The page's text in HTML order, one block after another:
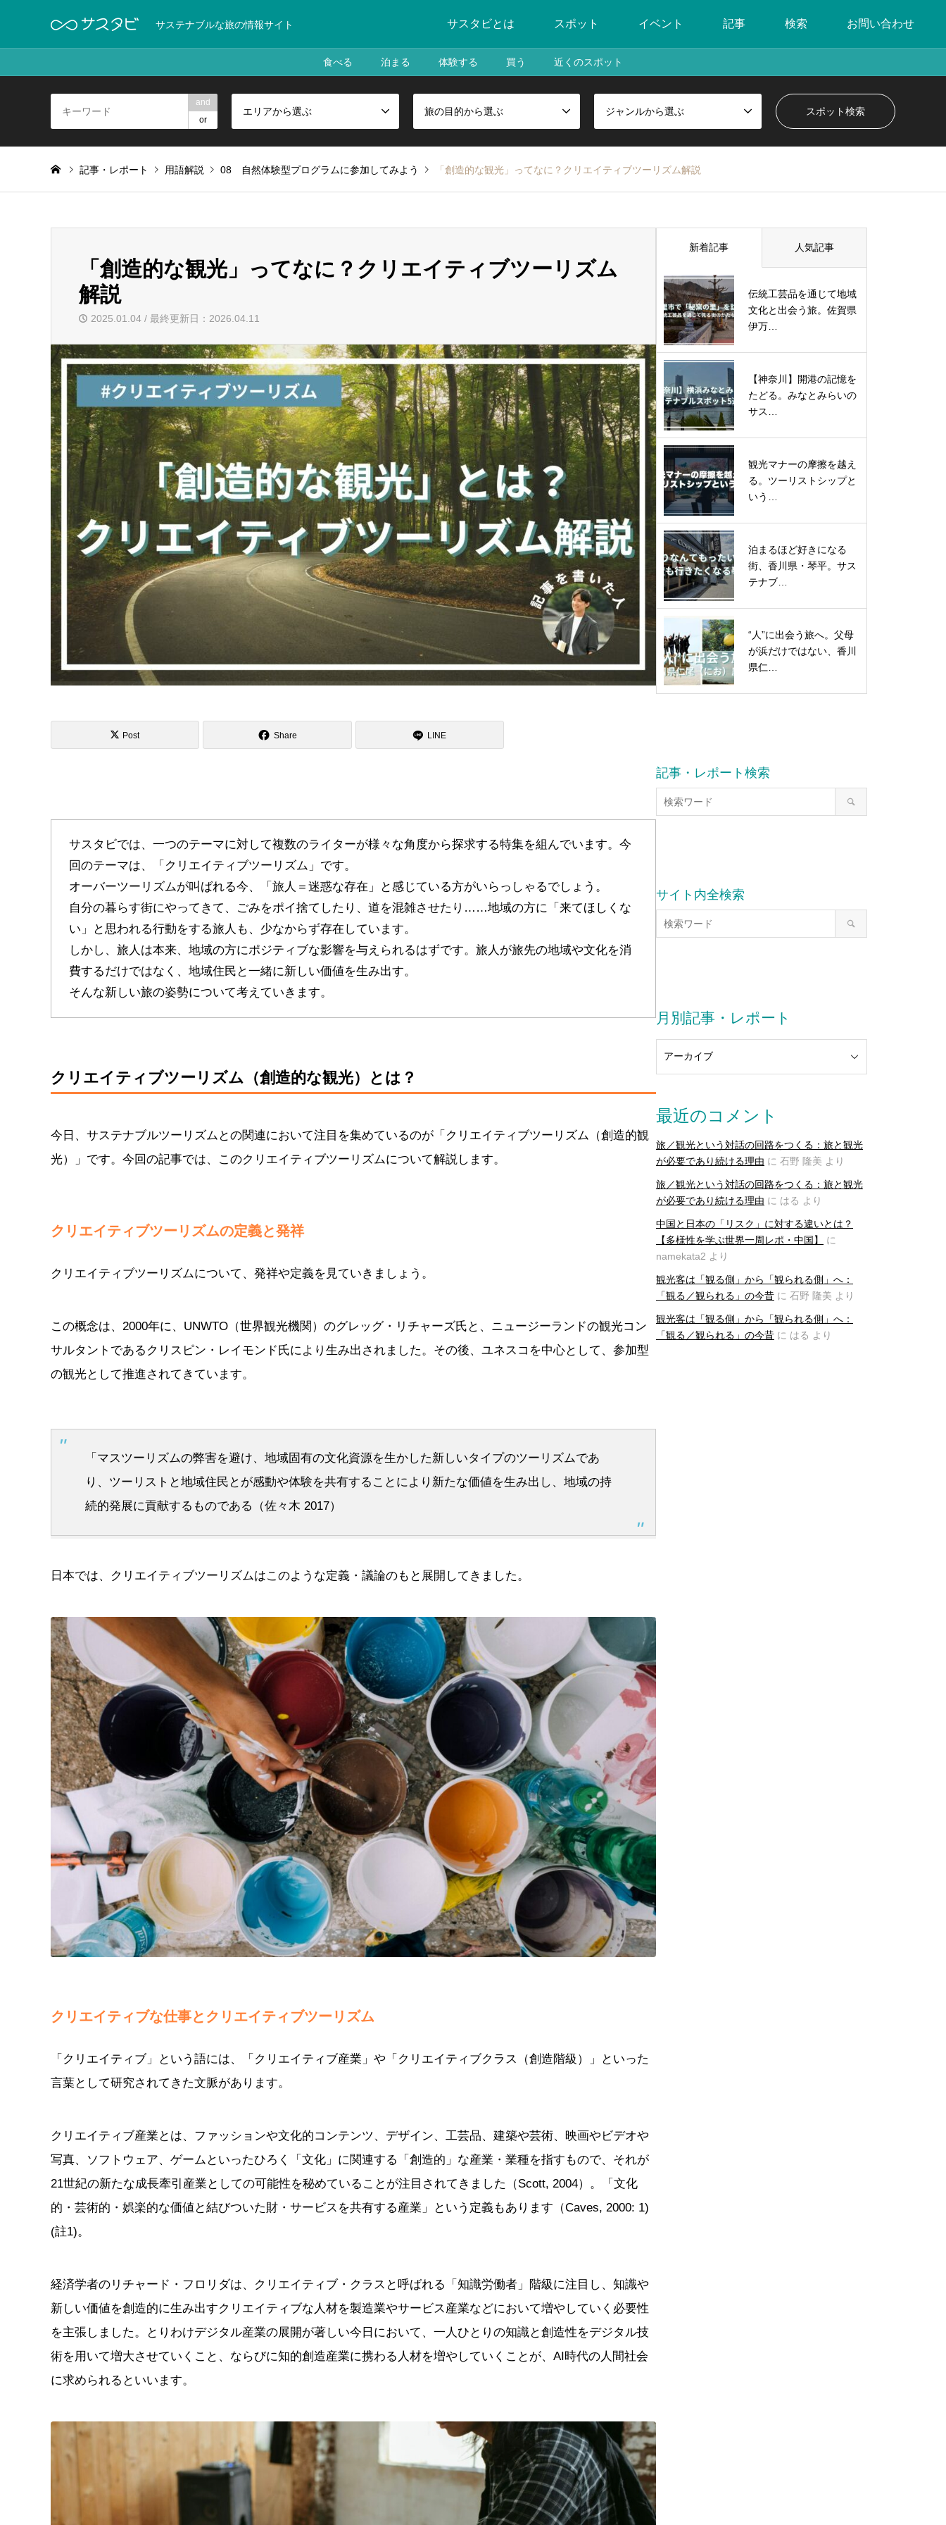
サステナブルな旅の情報サイト サスタビとは スポット イベント 記事 検索 お問い合わせ
食べる 泊まる 体験する 買う 近くのスポット
and
or
エリアから選ぶ 旅の目的から選ぶ ジャンルから選ぶ
記事・レポート 用語解説 08 自然体験型プログラムに参加してみよう 「創造的な観光」ってなに？クリエイティブツーリズム解説
「創造的な観光」ってなに？クリエイティブツーリズム
解説
2025.01.04 / 最終更新日：2026.04.11
Post Share LINE
サスタビでは、一つのテーマに対して複数のライターが様々な角度から探求する特集を組んでいます。今
回のテーマは、「クリエイティブツーリズム」です。
オーバーツーリズムが叫ばれる今、「旅人＝迷惑な存在」と感じている方がいらっしゃるでしょう。
自分の暮らす街にやってきて、ごみをポイ捨てしたり、道を混雑させたり……地域の方に「来てほしくな
い」と思われる行動をする旅人も、少なからず存在しています。
しかし、旅人は本来、地域の方にポジティブな影響を与えられるはずです。旅人が旅先の地域や文化を消
費するだけではなく、地域住民と一緒に新しい価値を生み出す。
そんな新しい旅の姿勢について考えていきます。
クリエイティブツーリズム（創造的な観光）とは？
今日、サステナブルツーリズムとの関連において注目を集めているのが「クリエイティブツーリズム（創造的観
光）」です。今回の記事では、このクリエイティブツーリズムについて解説します。
クリエイティブツーリズムの定義と発祥
クリエイティブツーリズムについて、発祥や定義を見ていきましょう。
この概念は、2000年に、UNWTO（世界観光機関）のグレッグ・リチャーズ氏と、ニュージーランドの観光コン
サルタントであるクリスピン・レイモンド氏により生み出されました。その後、ユネスコを中心として、参加型
の観光として推進されてきています。
「マスツーリズムの弊害を避け、地域固有の文化資源を生かした新しいタイプのツーリズムであ
り、ツーリストと地域住民とが感動や体験を共有することにより新たな価値を生み出し、地域の持
続的発展に貢献するものである（佐々木 2017）
日本では、クリエイティブツーリズムはこのような定義・議論のもと展開してきました。
クリエイティブな仕事とクリエイティブツーリズム
「クリエイティブ」という語には、「クリエイティブ産業」や「クリエイティブクラス（創造階級）」といった
言葉として研究されてきた文脈があります。
クリエイティブ産業とは、ファッションや文化的コンテンツ、デザイン、工芸品、建築や芸術、映画やビデオや
写真、ソフトウェア、ゲームといったひろく「文化」に関連する「創造的」な産業・業種を指すもので、それが
21世紀の新たな成長牽引産業としての可能性を秘めていることが注目されてきました（Scott, 2004）。「文化
的・芸術的・娯楽的な価値と結びついた財・サービスを共有する産業」という定義もあります（Caves, 2000: 1)
(註1)。
経済学者のリチャード・フロリダは、クリエイティブ・クラスと呼ばれる「知識労働者」階級に注目し、知識や
新しい価値を創造的に生み出すクリエイティブな人材を製造業やサービス産業などにおいて増やしていく必要性
を主張しました。とりわけデジタル産業の展開が著しい今日において、一人ひとりの知識と創造性をデジタル技
術を用いて増大させていくこと、ならびに知的創造産業に携わる人材を増やしていくことが、AI時代の人間社会
に求められるといいます。
新着記事 人気記事
伝統工芸品を通じて地域
文化と出会う旅。佐賀県
伊万…
【神奈川】開港の記憶を
たどる。みなとみらいの
サス…
観光マナーの摩擦を越え
る。ツーリストシップと
いう…
泊まるほど好きになる
街、香川県・琴平。サス
テナブ…
“人”に出会う旅へ。父母
が浜だけではない、香川
県仁…
記事・レポート検索
サイト内全検索
月別記事・レポート
最近のコメント
旅／観光という対話の回路をつくる：旅と観光
が必要であり続ける理由 に 石野 隆美 より
旅／観光という対話の回路をつくる：旅と観光
が必要であり続ける理由 に はる より
中国と日本の「リスク」に対する違いとは？
【多様性を学ぶ世界一周レポ・中国】
に
namekata2 より
観光客は「観る側」から「観られる側」へ：
「観る／観られる」の今昔 に 石野 隆美 より
観光客は「観る側」から「観られる側」へ：
「観る／観られる」の今昔 に はる より